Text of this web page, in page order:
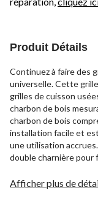
Produit Détails
Continuez à faire des
universelle. Cette
grilles de cuisson
charbon de bois
charbon de bois
installation facile et
une utilisation
double charnière pour
Afficher plus de